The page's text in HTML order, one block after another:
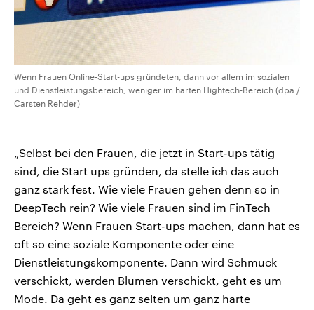
Wenn Frauen Online-Start-ups gründeten, dann vor allem im sozialen
und Dienstleistungsbereich, weniger im harten Hightech-Bereich (dpa /
Carsten Rehder)
„Selbst bei den Frauen, die jetzt in Start-ups tätig
sind, die Start ups gründen, da stelle ich das auch
ganz stark fest. Wie viele Frauen gehen denn so in
DeepTech rein? Wie viele Frauen sind im FinTech
Bereich? Wenn Frauen Start-ups machen, dann hat es
oft so eine soziale Komponente oder eine
Dienstleistungskomponente. Dann wird Schmuck
verschickt, werden Blumen verschickt, geht es um
Mode. Da geht es ganz selten um ganz harte